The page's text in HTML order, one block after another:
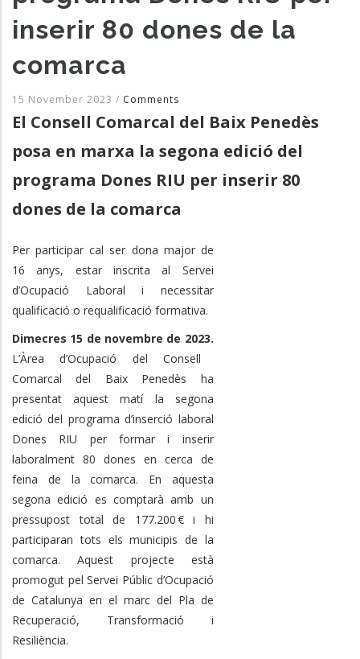
inserir 80 dones de la
comarca
15 November 2023 / Comments
El Consell Comarcal del Baix Penedès
posa en marxa la segona edició del
programa Dones RIU per inserir 80
dones de la comarca
Per participar cal ser dona major de
16 anys, estar inscrita al Servei
d’Ocupació Laboral i necessitar
qualificació o requalificació formativa.
Dimecres 15 de novembre de 2023.
L’Àrea d’Ocupació del Consell
Comarcal del Baix Penedès ha
presentat aquest matí la segona
edició del programa d’inserció laboral
Dones RIU per formar i inserir
laboralment 80 dones en cerca de
feina de la comarca. En aquesta
segona edició es comptarà amb un
pressupost total de 177.200 € i hi
participaran tots els municipis de la
comarca. Aquest projecte està
promogut pel Servei Públic d’Ocupació
de Catalunya en el marc del Pla de
Recuperació, Transformació i
Resiliència.